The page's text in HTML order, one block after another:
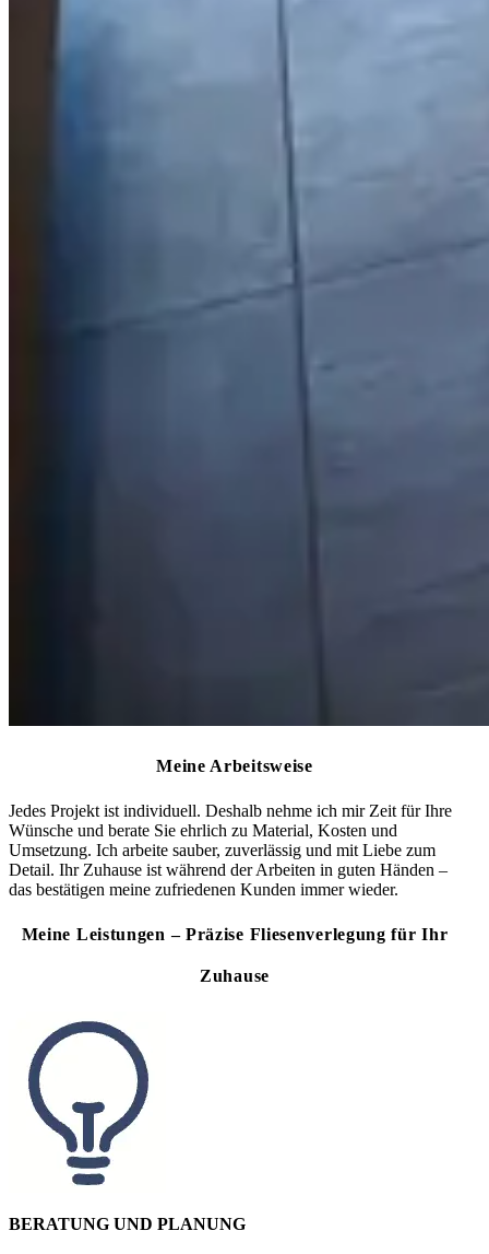
Meine Arbeitsweise
Jedes Projekt ist individuell. Deshalb nehme ich mir Zeit für Ihre
Wünsche und berate Sie ehrlich zu Material, Kosten und
Umsetzung. Ich arbeite sauber, zuverlässig und mit Liebe zum
Detail. Ihr Zuhause ist während der Arbeiten in guten Händen –
das bestätigen meine zufriedenen Kunden immer wieder.
Meine Leistungen – Präzise Fliesenverlegung für Ihr
Zuhause
BERATUNG UND PLANUNG